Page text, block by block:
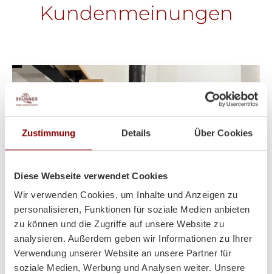
Zustimmung Details Über Cookies
Diese Webseite verwendet Cookies
Wir verwenden Cookies, um Inhalte und Anzeigen zu
personalisieren, Funktionen für soziale Medien anbieten
zu können und die Zugriffe auf unsere Website zu
analysieren. Außerdem geben wir Informationen zu Ihrer
Verwendung unserer Website an unsere Partner für
soziale Medien, Werbung und Analysen weiter. Unsere
Kundenmeinungen
Heizt super und sieht auch